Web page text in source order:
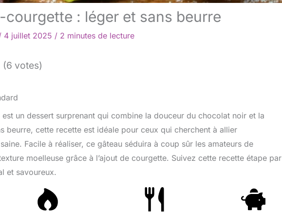
: léger et sans beurre
4 juillet 2025 / 2 minutes de lecture
votes)
un dessert surprenant qui combine la douceur du chocolat noir et la
beurre, cette recette est idéale pour ceux qui cherchent à allier
Facile à réaliser, ce gâteau séduira à coup sûr les amateurs de
moelleuse grâce à l’ajout de courgette. Suivez cette recette étape par
et savoureux.